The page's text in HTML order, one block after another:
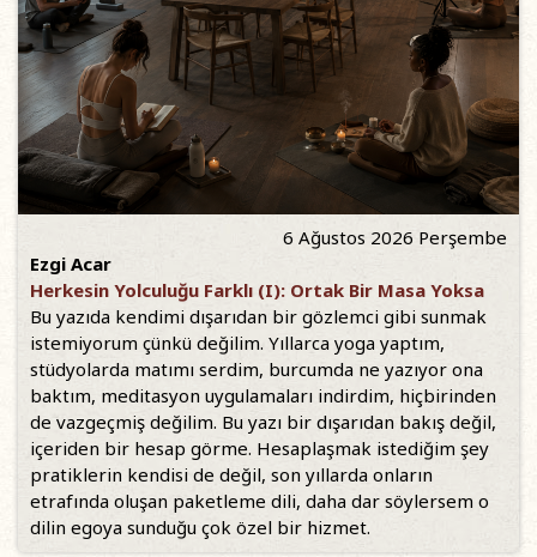
6 Ağustos 2026 Perşembe
Ezgi Acar
Herkesin Yolculuğu Farklı (I): Ortak Bir Masa Yoksa
Bu yazıda kendimi dışarıdan bir gözlemci gibi sunmak
istemiyorum çünkü değilim. Yıllarca yoga yaptım,
stüdyolarda matımı serdim, burcumda ne yazıyor ona
baktım, meditasyon uygulamaları indirdim, hiçbirinden
de vazgeçmiş değilim. Bu yazı bir dışarıdan bakış değil,
içeriden bir hesap görme. Hesaplaşmak istediğim şey
pratiklerin kendisi de değil, son yıllarda onların
etrafında oluşan paketleme dili, daha dar söylersem o
dilin egoya sunduğu çok özel bir hizmet.